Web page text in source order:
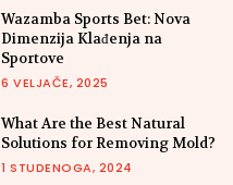
Wazamba Sports Bet: Nova
Dimenzija Klađenja na
Sportove
6 VELJAČE, 2025
What Are the Best Natural
Solutions for Removing Mold?
1 STUDENOGA, 2024